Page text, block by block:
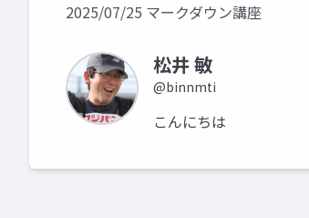
2025/07/25 マークダウン講座
松井 敏
@binnmti
こんにちは